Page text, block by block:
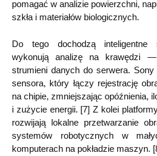
pomagać w analizie powierzchni,
szkła i materiałów biologicznych.
Do tego dochodzą inteligentne
wykonują analizę na krawędzi —
strumieni danych do serwera. Sony
sensora, który łączy rejestrację
na chipie, zmniejszając opóźnienia,
i zużycie energii. [7] Z kolei
rozwijają lokalne przetwarzanie
systemów robotycznych w
komputerach na pokładzie maszyn.